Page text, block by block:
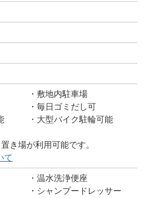
敷地内駐車場
毎日ゴミだし可
大型バイク駐輪可能
き場が利用可能です。
て
温水洗浄便座
シャンプードレッサー